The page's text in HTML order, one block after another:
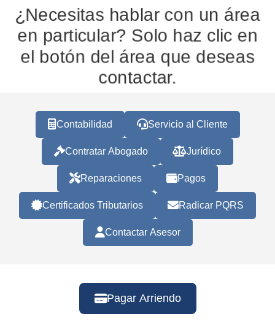
¿Necesitas hablar con un área
en particular? Solo haz clic en
el botón del área que deseas
contactar.
Contabilidad Servicio al Cliente
Contratar Abogado Jurídico
Reparaciones Pagos
Certificados Tributarios Radicar PQRS
Contactar Asesor
Pagar Arriendo